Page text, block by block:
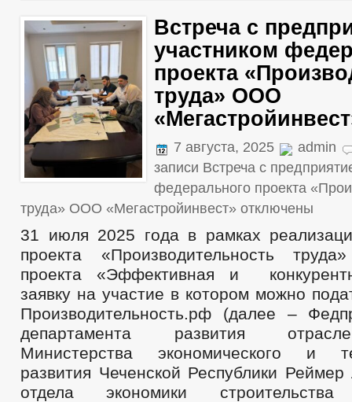
Встреча с
участником
проекта
труда» ООО
7 августа, 2025
admin
записи Встреча с
федерального проекта
труда» ООО «Мегастройинвест» отключены
31 июля 2025 года в рамках
проекта «Производительность
проекта «Эффективная и
заявку на участие в котором можно
Производительность.рф (далее –
департамента развития
Министерства экономического и
развития Чеченской Республики
отдела экономики